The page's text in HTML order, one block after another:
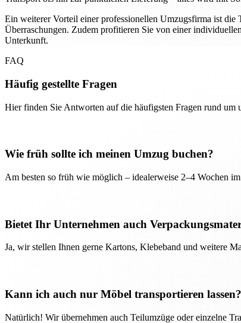
Ein weiterer Vorteil einer professionellen Umzugsfirma ist die
Überraschungen. Zudem profitieren Sie von einer
Unterkunft.
FAQ
Häufig gestellte Fragen
Hier finden Sie Antworten auf die häufigsten Fragen rund um
Wie früh sollte ich meinen Umzug buchen?
Am besten so früh wie möglich – idealerweise 2–4 Wochen
Bietet Ihr Unternehmen auch
Ja, wir stellen Ihnen gerne Kartons, Klebeband und weitere
Kann ich auch nur Möbel transportieren lassen?
Natürlich! Wir übernehmen auch Teilumzüge oder einzelne